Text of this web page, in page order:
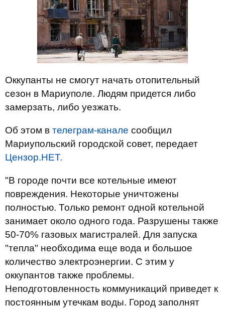
Оккупанты не смогут начать отопительный
сезон в Мариуполе. Людям придется либо
замерзать, либо уезжать.
Об этом в телеграм-канале сообщил
Мариупольский городской совет, передает
Цензор.НЕТ.
"В городе почти все котельные имеют
повреждения. Некоторые уничтожены
полностью. Только ремонт одной котельной
занимает около одного года. Разрушены также
50-70% газовых магистралей. Для запуска
"тепла" необходима еще вода и большое
количество электроэнергии. С этим у
оккупантов также проблемы.
Неподготовленность коммуникаций приведет к
постоянным утечкам воды. Город заполнят